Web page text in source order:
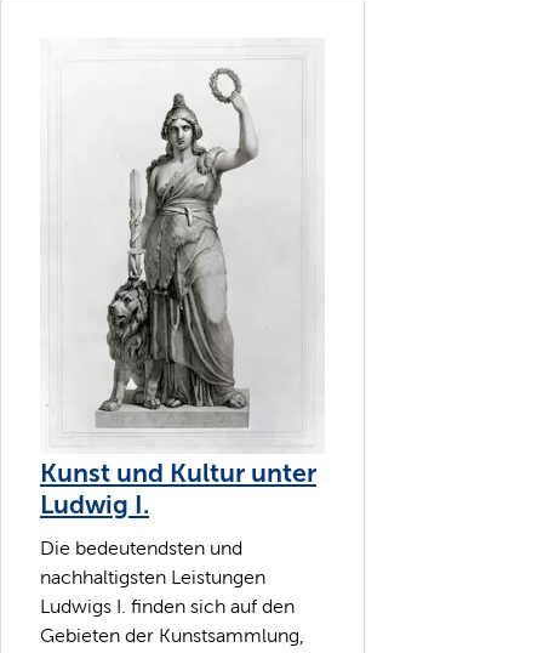
Kunst und Kultur unter
Ludwig I.
Die bedeutendsten und
nachhaltigsten Leistungen
Ludwigs I. finden sich auf den
Gebieten der Kunstsammlung,